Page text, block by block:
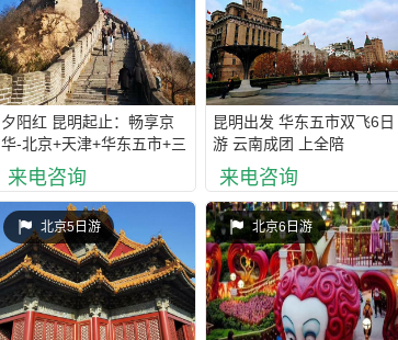
夕阳红 昆明起止：畅享京
华-北京+天津+华东五市+三
水乡双飞单卧10日游
来电咨询
昆明出发 华东五市双飞6日
游 云南成团 上全陪
来电咨询
北京5日游 北京6日游